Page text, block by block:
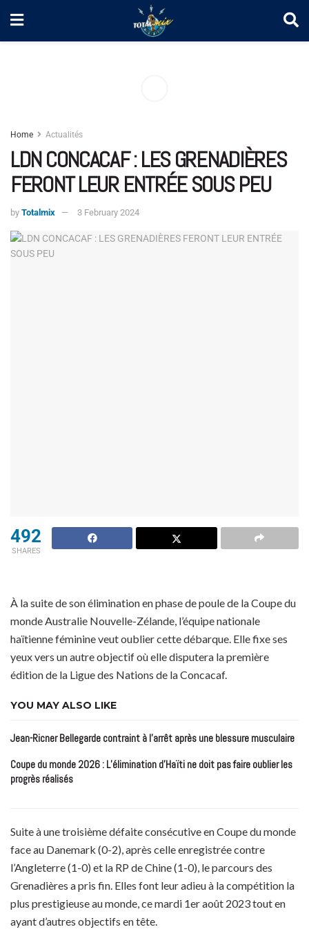
Home Actualités
LDN CONCACAF : LES GRENADIÈRES
FERONT LEUR ENTRÉE SOUS PEU
by Totalmix 3 February 2024
492
SHARES
À la suite de son élimination en phase de poule de la Coupe du
monde Australie Nouvelle-Zélande, l’équipe nationale
haïtienne féminine veut oublier cette débarque. Elle fixe ses
yeux vers un autre objectif où elle disputera la première
édition de la Ligue des Nations de la Concacaf.
YOU MAY ALSO LIKE
Jean-Ricner Bellegarde contraint à l’arrêt après une blessure musculaire
Coupe du monde 2026 : L’élimination d’Haïti ne doit pas faire oublier les
progrès réalisés
Suite à une troisième défaite consécutive en Coupe du monde
face au Danemark (0-2), après celle enregistrée contre
l’Angleterre (1-0) et la RP de Chine (1-0), le parcours des
Grenadières a pris fin. Elles font leur adieu à la compétition la
plus prestigieuse au monde, ce mardi 1er août 2023 tout en
ayant d’autres objectifs en tête.